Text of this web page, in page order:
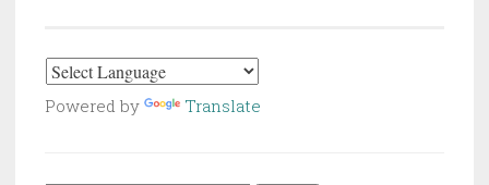
Powered by Translate